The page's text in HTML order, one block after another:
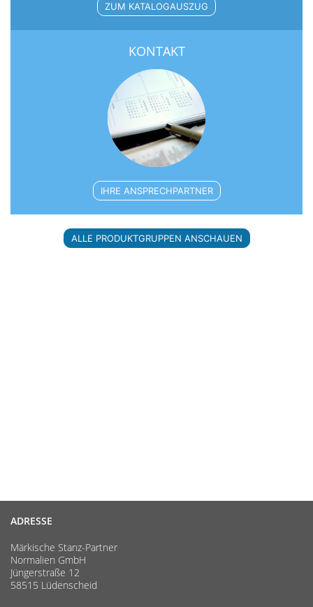
ZUM KATALOGAUSZUG
KONTAKT
IHRE ANSPRECHPARTNER
ALLE PRODUKTGRUPPEN ANSCHAUEN
ADRESSE
Märkische Stanz-Partner
Normalien GmbH
Jüngerstraße 12
58515 Lüdenscheid